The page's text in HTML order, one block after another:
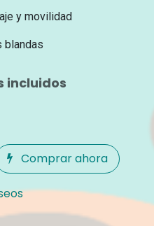
y movilidad
blandas
incluidos
Comprar ahora